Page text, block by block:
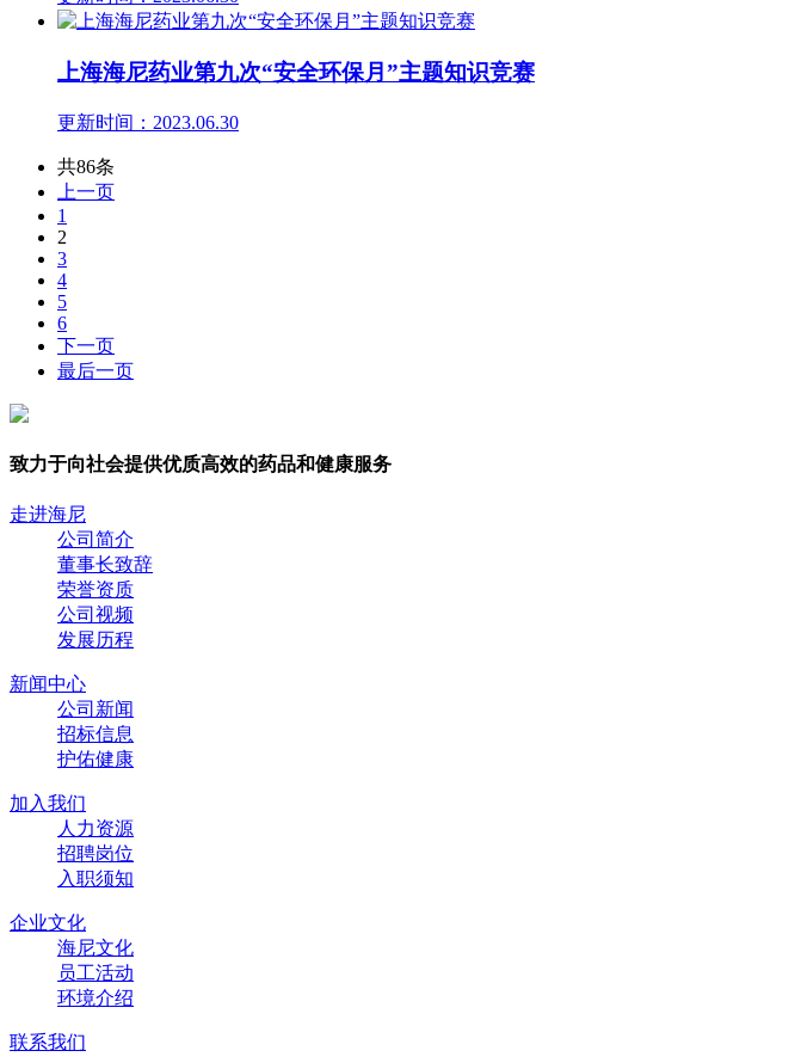
上海海尼药业第九次“安全环保月”主题知识竞赛
更新时间：2023.06.30
共86条
上一页
1
2
3
4
5
6
下一页
最后一页
致力于向社会提供优质高效的药品和健康服务
走进海尼
公司简介
董事长致辞
荣誉资质
公司视频
发展历程
新闻中心
公司新闻
招标信息
护佑健康
加入我们
人力资源
招聘岗位
入职须知
企业文化
海尼文化
员工活动
环境介绍
联系我们